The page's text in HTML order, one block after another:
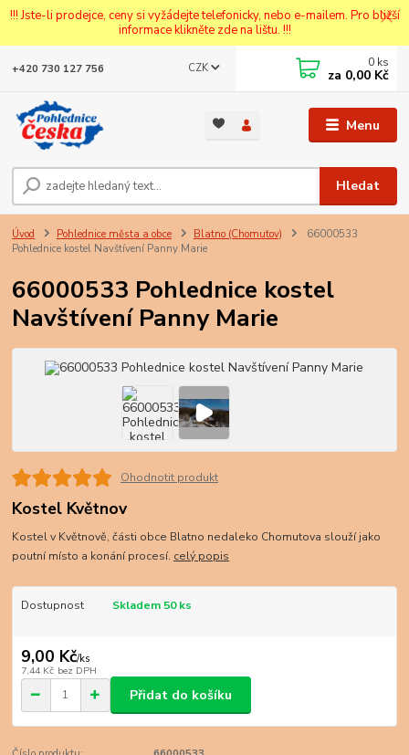
!!! Jste-li prodejce, ceny si vyžádejte telefonicky, nebo e-mailem. Pro bližší
informace klikněte zde na lištu. !!!
Menu
CZK
Hledat
+420 730 127 756 0 ks
za 0,00 Kč
Úvod Pohlednice města a obce Blatno (Chomutov)
66000533
Pohlednice kostel Navštívení Panny Marie
66000533 Pohlednice kostel
Navštívení Panny Marie
Ohodnotit produkt
Kostel Květnov
Kostel v Květnově, části obce Blatno nedaleko Chomutova slouží jako
poutní místo a konání procesí. celý popis
Dostupnost Skladem 50 ks
9,00 Kč/ks
7,44 Kč bez DPH
Přidat do košíku